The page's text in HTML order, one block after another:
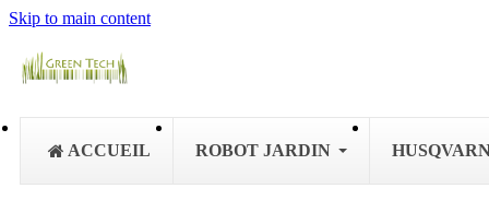
Skip to main content
ACCUEIL ROBOT JARDIN